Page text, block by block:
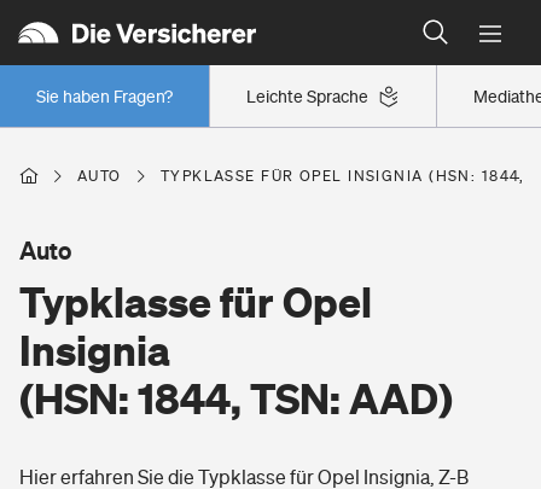
Leichte Sprache
Sie haben Fragen?
Wer versichert was: Jetzt Versicherer finden
Regionalklassen: So ist Ihre Region eingestuft
Wer versichert was: Jetzt Versicherer finden
Berufsunfähigkeitsversicherung
Erwerbsunfähigkeitsversicherung
Wohnen
Wohngebäudeversicherung
Hausratversicherung
AUTO TYPKLASSE FÜR OPEL INSIGNIA (HSN: 1844,
Typklasse für Opel
Insignia
(HSN: 1844, TSN: AAD)
Auto
Hier erfahren Sie die Typklasse für Opel Insignia, Z-B